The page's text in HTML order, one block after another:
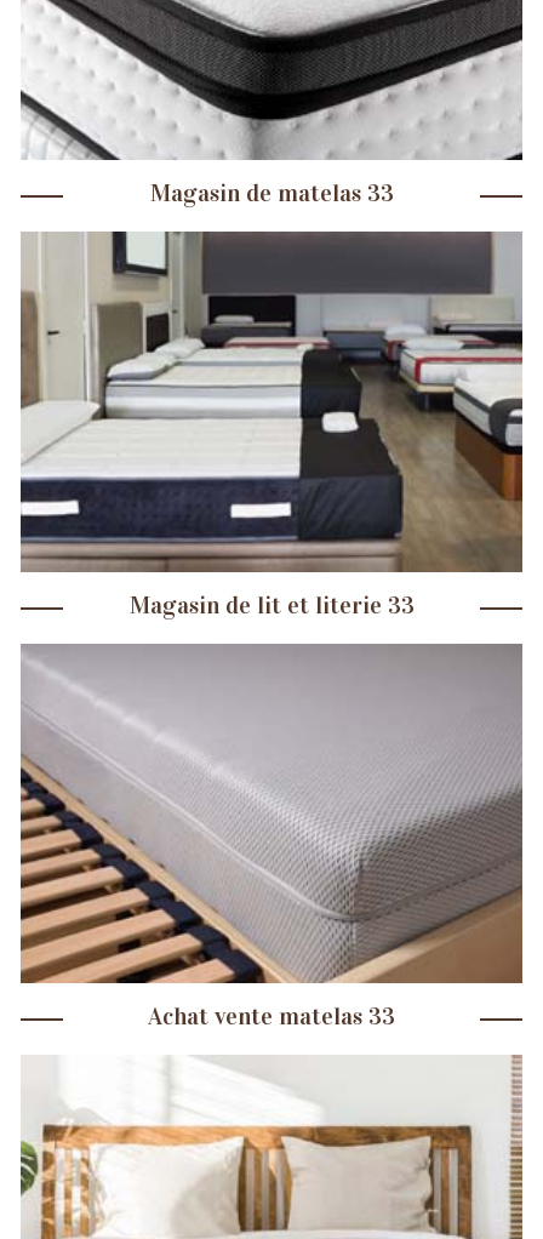
Magasin de matelas 33
Magasin de lit et literie 33
Achat vente matelas 33